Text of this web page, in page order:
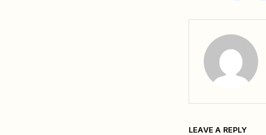
LEAVE A REPLY